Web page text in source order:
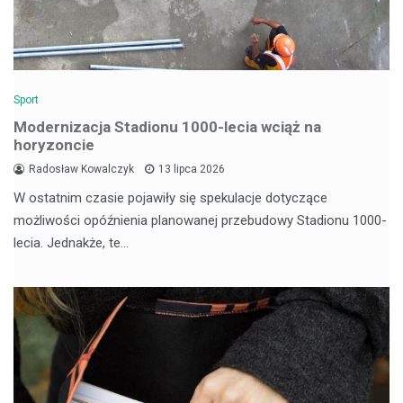
Sport
Modernizacja Stadionu 1000-lecia wciąż na
horyzoncie
Radosław Kowalczyk 13 lipca 2026
W ostatnim czasie pojawiły się spekulacje dotyczące
możliwości opóźnienia planowanej przebudowy Stadionu 1000-
lecia. Jednakże, te…